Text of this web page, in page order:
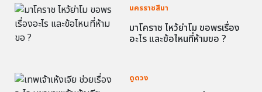
นครราชสีมา
มาโคราช ไหว้ย่าโม ขอพรเรื่อง
อะไร และข้อไหนที่ห้ามขอ ?
ดูดวง